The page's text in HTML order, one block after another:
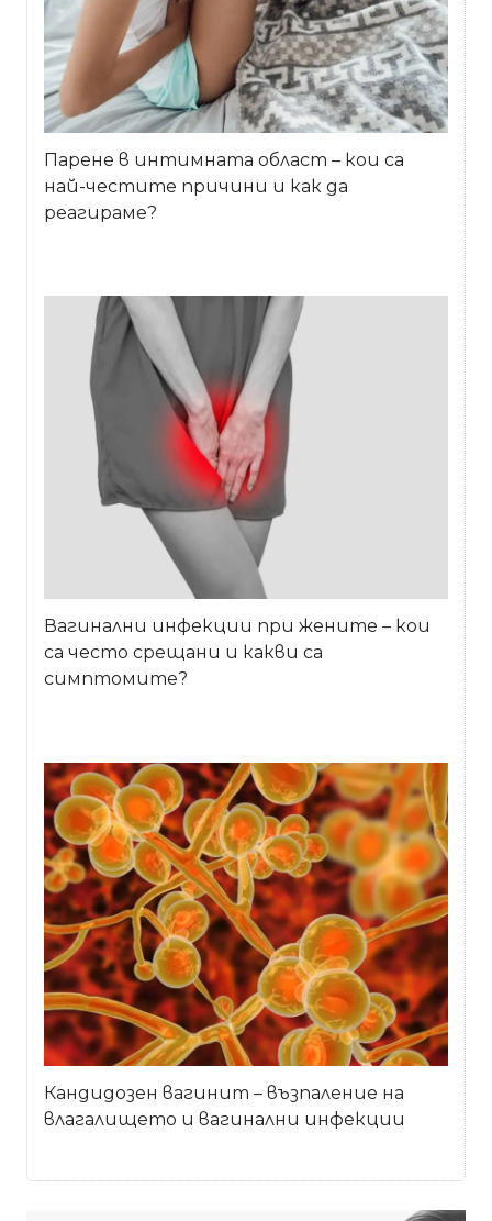
Парене в интимната област – кои са
най-честите причини и как да
реагираме?
Вагинални инфекции при жените – кои
са често срещани и какви са
симптомите?
Кандидозен вагинит – възпаление на
влагалището и вагинални инфекции